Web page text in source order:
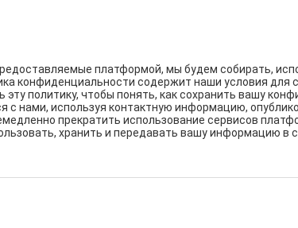
платформой, мы будем собирать,
конфиденциальности содержит наши условия для
политику, чтобы понять, как сохранить вашу
нами, используя контактную информацию,
прекратить использование сервисов
хранить и передавать вашу информацию в